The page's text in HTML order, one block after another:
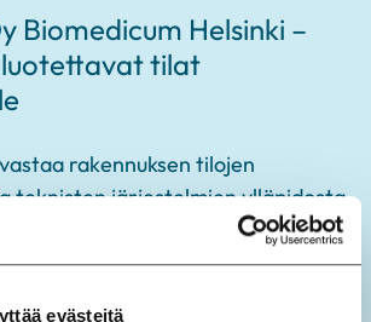
evästeitä
Biomedicum Helsinki –
tilat
rakennuksen tilojen
teknisten järjestelmien ylläpidosta
tutkimus- ja työskentely-
korkeat laatu- ja